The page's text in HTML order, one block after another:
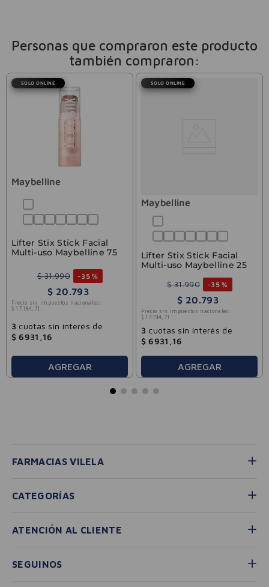
Personas que compraron este producto
también compraron:
SOLO ONLINE
Maybelline
Lifter Stix Stick Facial
Multi-uso Maybelline 75
$ 31.990 -35 %
$ 20.793
Precio sin impuestos nacionales:
$ 17. 184 71
3cuotas sin interés de
$ 6931 16
AGREGAR
SOLO ONLINE
Maybelline
Lifter Stix Stick Facial
Multi-uso Maybelline 25
$ 31.990 -35 %
$ 20.793
Precio sin impuestos nacionales:
$ 17. 184 71
3cuotas sin interés de
$ 6931 16
AGREGAR
FARMACIAS VILELA
CATEGORÍAS
ATENCIÓN AL CLIENTE
SEGUINOS